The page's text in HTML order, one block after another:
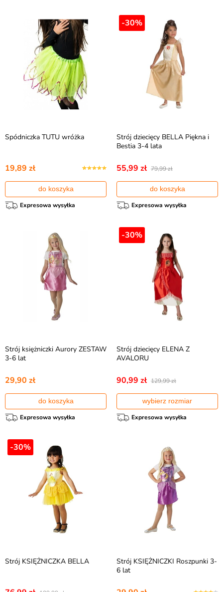
Spódniczka TUTU wróżka
19,89 zł
do koszyka
Expresowa wysyłka
-30%
Strój dziecięcy BELLA Piękna i
Bestia 3-4 lata
55,99 zł 79,99 zł
do koszyka
Expresowa wysyłka
Strój księżniczki Aurory ZESTAW
3-6 lat
29,90 zł
do koszyka
Expresowa wysyłka
-30%
Strój dziecięcy ELENA Z
AVALORU
90,99 zł 129,99 zł
wybierz rozmiar
Expresowa wysyłka
-30%
Strój KSIĘŻNICZKA BELLA
Strój KSIĘŻNICZKI Roszpunki 3-
6 lat